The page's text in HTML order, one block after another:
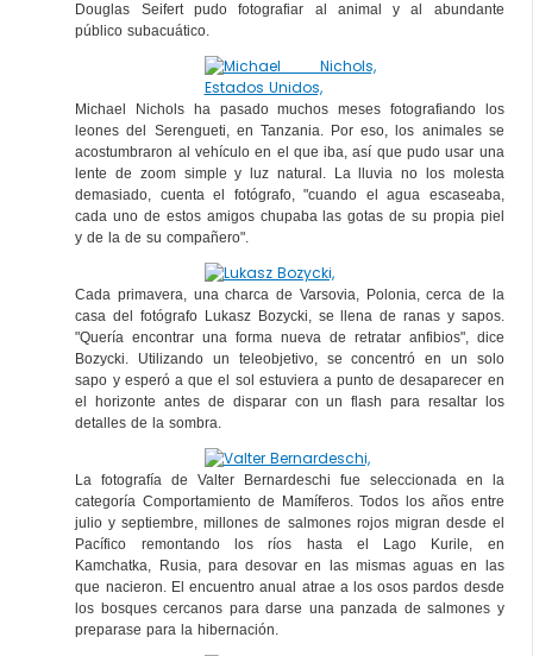
Douglas Seifert pudo fotografiar al animal y al abundante
público subacuático.
Michael Nichols ha pasado muchos meses fotografiando los
leones del Serengueti, en Tanzania. Por eso, los animales se
acostumbraron al vehículo en el que iba, así que pudo usar una
lente de zoom simple y luz natural. La lluvia no los molesta
demasiado, cuenta el fotógrafo, "cuando el agua escaseaba,
cada uno de estos amigos chupaba las gotas de su propia piel
y de la de su compañero".
Cada primavera, una charca de Varsovia, Polonia, cerca de la
casa del fotógrafo Lukasz Bozycki, se llena de ranas y sapos.
"Quería encontrar una forma nueva de retratar anfibios", dice
Bozycki. Utilizando un teleobjetivo, se concentró en un solo
sapo y esperó a que el sol estuviera a punto de desaparecer en
el horizonte antes de disparar con un flash para resaltar los
detalles de la sombra.
La fotografía de Valter Bernardeschi fue seleccionada en la
categoría Comportamiento de Mamíferos. Todos los años entre
julio y septiembre, millones de salmones rojos migran desde el
Pacífico remontando los ríos hasta el Lago Kurile, en
Kamchatka, Rusia, para desovar en las mismas aguas en las
que nacieron. El encuentro anual atrae a los osos pardos desde
los bosques cercanos para darse una panzada de salmones y
preparase para la hibernación.